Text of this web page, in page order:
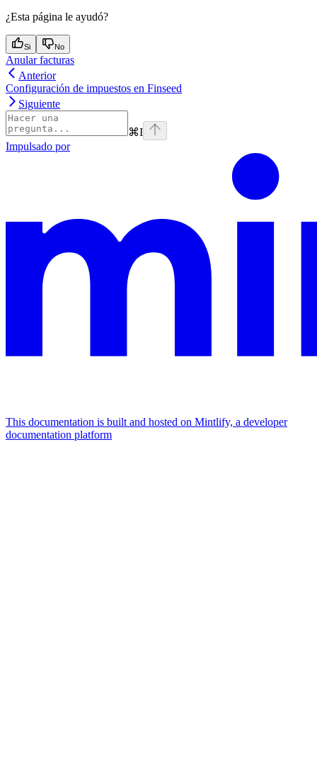
¿Esta página le ayudó?
Si No
Anular facturas
Anterior
Configuración de impuestos en Finseed
Siguiente
⌘I
Impulsado por
This documentation is built and hosted on Mintlify, a developer
documentation platform